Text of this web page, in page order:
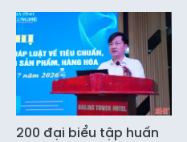
200 đại biểu tập huấn